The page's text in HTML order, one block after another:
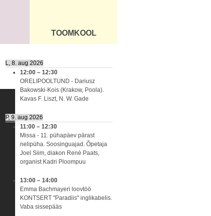
ÜLDINFO
TOOMKOOL
L, 8. aug 2026
12:00 – 12:30
ORELIPOOLTUND - Dariusz
Bakowski-Kois (Krakow, Poola).
Kavas F. Liszt, N. W. Gade
P, 9. aug 2026
11:00 – 12:30
Missa - 11. pühapäev pärast
nelipüha. Soosinguajad. Õpetaja
Joel Siim, diakon Renè Paats,
organist Kadri Ploompuu
13:00 – 14:00
Emma Bachmayeri loovtöö
KONTSERT "Paradiis" inglikabelis.
Vaba sissepääs